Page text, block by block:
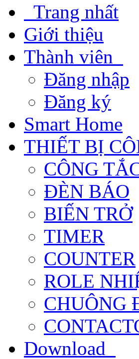
Trang nhất
Giới thiệu
Thành viên
Đăng nhập
Đăng ký
Smart Home
THIẾT BỊ
CÔNG
ĐÈN BÁO
BIẾN TRỞ
TIMER
COUNTER
ROLE
CHUÔNG
Download